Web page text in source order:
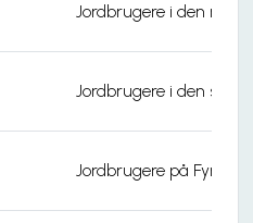
Jordbrugere i den
Jordbrugere i den
Jordbrugere på Fyn og